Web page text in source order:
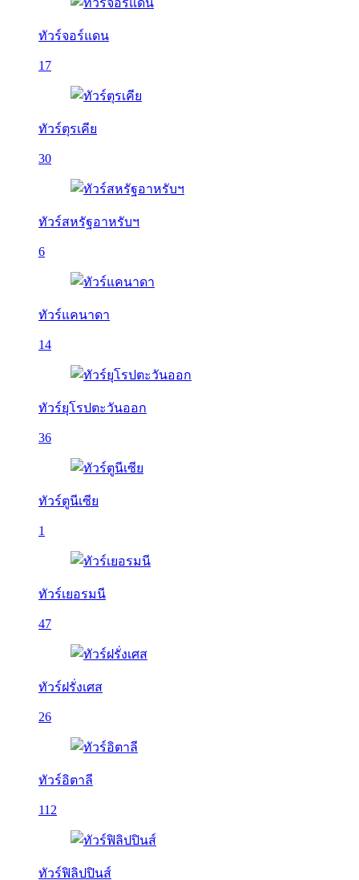
ทัวร์จอร์แดน
17
ทัวร์ตุรเคีย
30
ทัวร์สหรัฐอาหรับฯ
6
ทัวร์แคนาดา
14
ทัวร์ยุโรปตะวันออก
36
ทัวร์ตูนีเซีย
1
ทัวร์เยอรมนี
47
ทัวร์ฝรั่งเศส
26
ทัวร์อิตาลี
112
ทัวร์ฟิลิปปินส์